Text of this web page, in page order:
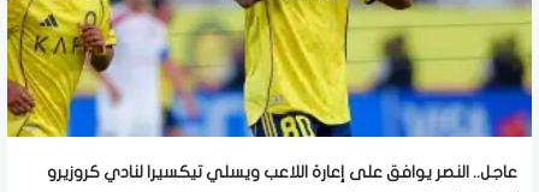
عاجل.. النصر يوافق على إعارة اللاعب ويسلي تيكسيرا لنادي كروزيرو